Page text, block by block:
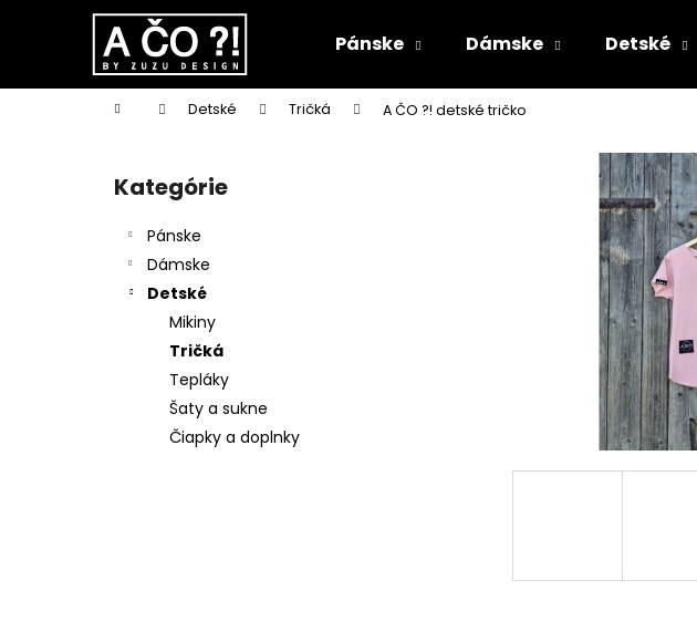
Pánske Dámske Detské
Domov Detské Tričká A ČO ?! detské tričko
Preskočiť
kategórie
Kategórie
Pánske
Dámske
Detské
Mikiny
Tričká
Tepláky
Šaty a sukne
Čiapky a doplnky
í
Späť
do
Späť
do
Čo